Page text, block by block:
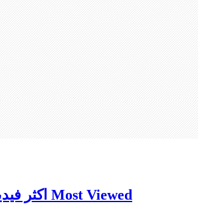
اكثر فيديو تم مشاهدته على اليوتيوب Most Viewed